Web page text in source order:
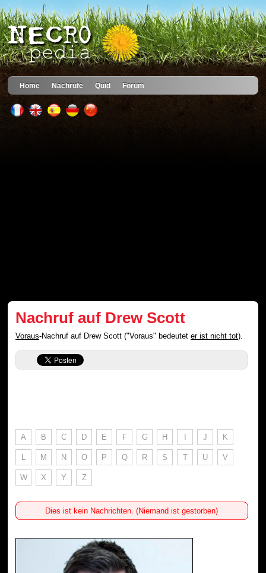
Home Nachrufe Quid Forum
Nachruf auf Drew Scott
Voraus-Nachruf auf Drew Scott ("Voraus" bedeuteter ist nicht tot).
A B C D E F G H I J K
L M N O P Q R S T U V
W X Y Z
Dies ist kein Nachrichten. (Niemand ist gestorben)